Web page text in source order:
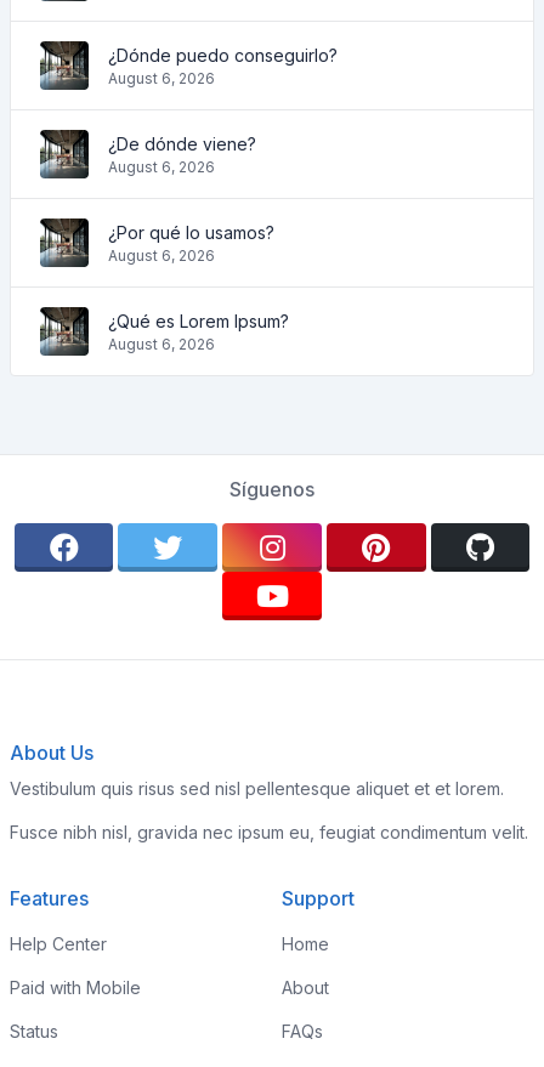
¿Dónde puedo conseguirlo?
August 6, 2026
¿De dónde viene?
August 6, 2026
¿Por qué lo usamos?
August 6, 2026
¿Qué es Lorem Ipsum?
August 6, 2026
Síguenos
About Us
Vestibulum quis risus sed nisl pellentesque aliquet et et lorem.
Fusce nibh nisl, gravida nec ipsum eu, feugiat condimentum velit.
Features
Help Center
Paid with Mobile
Status
Support
Home
About
FAQs